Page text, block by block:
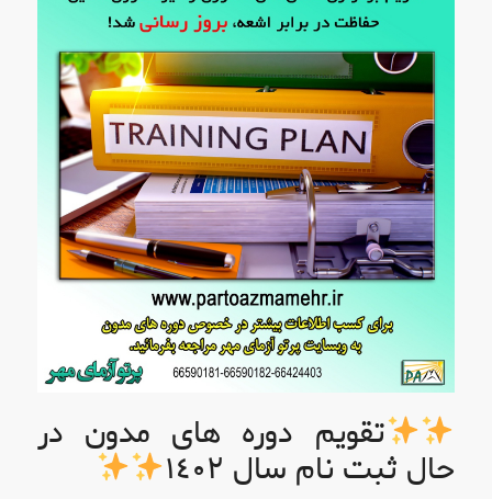
تقویم دوره های مدون در
حال ثبت نام سال ١٤٠٢